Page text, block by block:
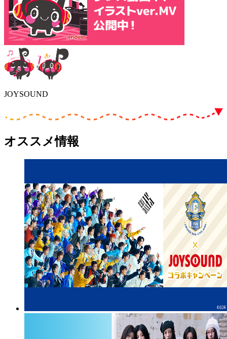
JOYSOUND
オススメ情報